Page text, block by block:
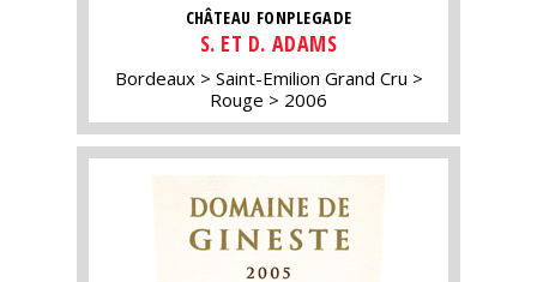
CHÂTEAU FONPLEGADE
S. ET D. ADAMS
Bordeaux
Saint-Emilion Grand Cru
Rouge
2006